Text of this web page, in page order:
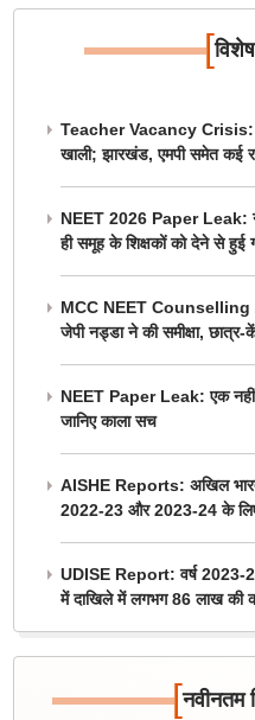
[
Teacher Vacancy Crisis:
खाली; झारखंड, एमपी समेत कई
NEET 2026 Paper Leak:
ही समूह के शिक्षकों को देने से हुई
MCC NEET Counselling
जेपी नड्डा ने की समीक्षा,
NEET Paper Leak: एक नहीं
जानिए काला सच
AISHE Reports: अखिल भारतीय
2022-23 और 2023-24 के लिए
UDISE Report: वर्ष 2023-
में दाखिले में लगभग 86 लाख की
[नवीनतम